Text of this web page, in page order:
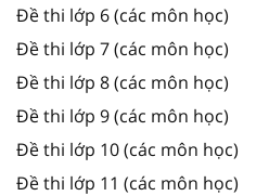
Đề thi lớp 6 (các môn học)
Đề thi lớp 7 (các môn học)
Đề thi lớp 8 (các môn học)
Đề thi lớp 9 (các môn học)
Đề thi lớp 10 (các môn học)
Đề thi lớp 11 (các môn học)